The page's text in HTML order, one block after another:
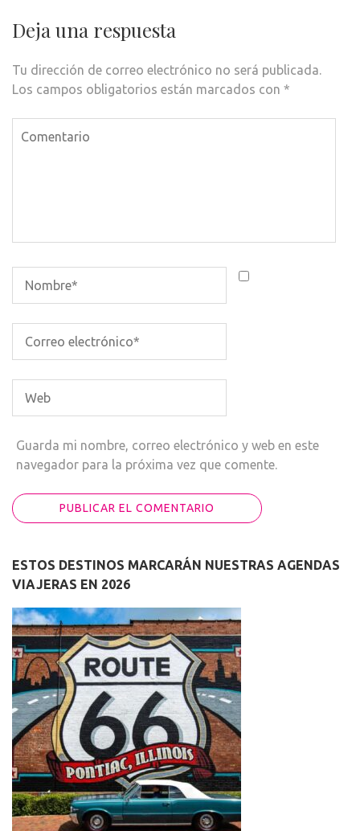
Deja una respuesta
Tu dirección de correo electrónico no será publicada.
Los campos obligatorios están marcados con *
Guarda mi nombre, correo electrónico y web en este
navegador para la próxima vez que comente.
ESTOS DESTINOS MARCARÁN NUESTRAS AGENDAS
VIAJERAS EN 2026